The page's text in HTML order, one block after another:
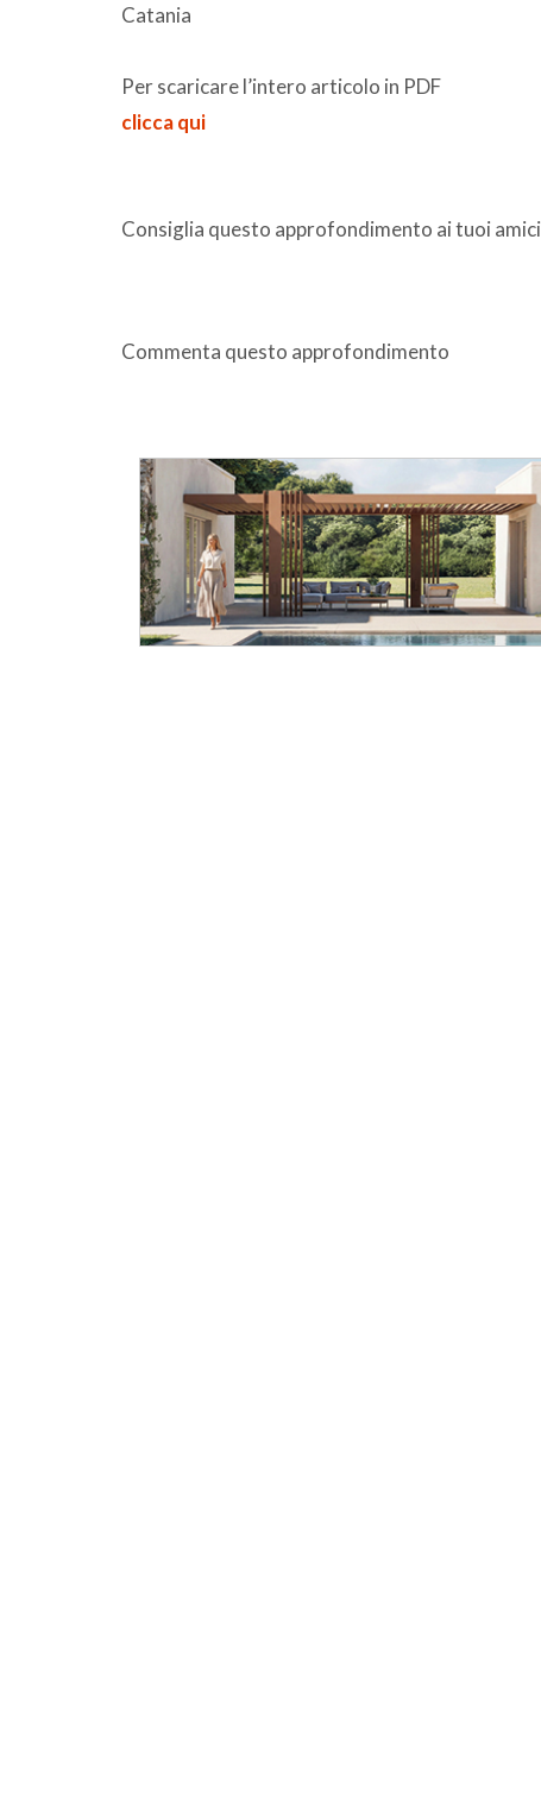
Catania
Per scaricare l’intero articolo in PDF
clicca qui
Consiglia questo approfondimento ai tuoi amici
Commenta questo approfondimento